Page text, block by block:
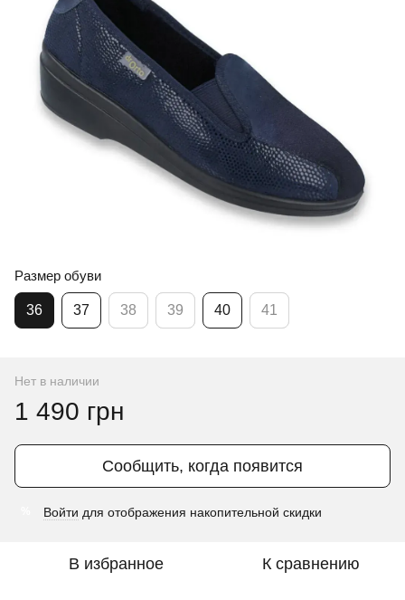
Размер обуви
36 37 38 39 40 41
Нет в наличии
1 490 грн
Сообщить, когда появится
Войти для отображения накопительной скидки
В избранное К сравнению